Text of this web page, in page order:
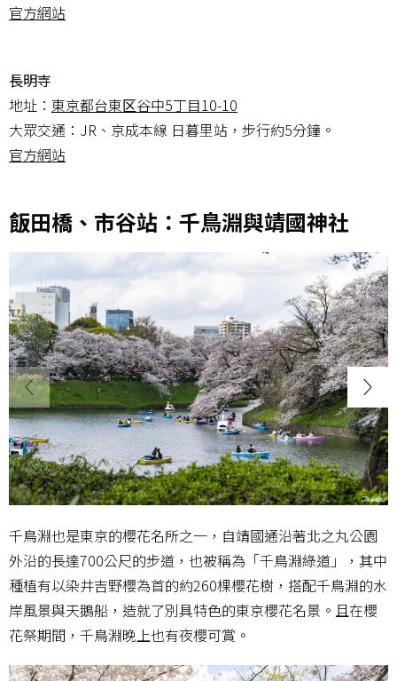
官方網站
長明寺
地址： 東京都台東区谷中5丁目10-10
大眾交通：JR、京成本線 日暮里站，步行約5分鐘。
官方網站
飯田橋、市谷站：千鳥淵與靖國神社
千鳥淵也是東京的櫻花名所之一，自靖國通沿著北之丸公園
外沿的長達700公尺的步道，也被稱為「千鳥淵綠道」，其中
種植有以染井吉野櫻為首的約260棵櫻花樹，搭配千鳥淵的水
岸風景與天鵝船，造就了別具特色的東京櫻花名景。且在櫻
花祭期間，千鳥淵晚上也有夜櫻可賞。